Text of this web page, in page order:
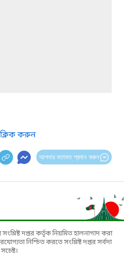
করুন
আপনার মতামত প্রদান করুন
দপ্তর কর্তৃক নিয়মিত হালনাগাদ করা
নিশ্চিত করতে সংশ্লিষ্ট দপ্তর সর্বদা
সচেষ্ট।